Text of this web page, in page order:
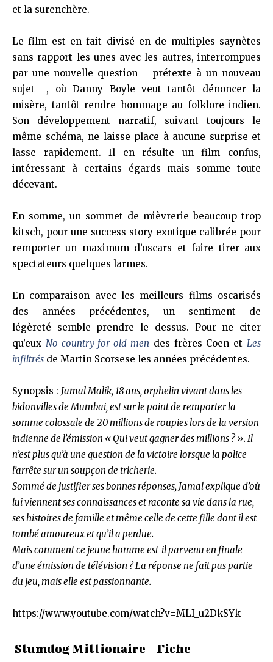
et la surenchère.
Le film est en fait divisé en de multiples saynètes
sans rapport les unes avec les autres, interrompues
par une nouvelle question – prétexte à un nouveau
sujet –, où Danny Boyle veut tantôt dénoncer la
misère, tantôt rendre hommage au folklore indien.
Son développement narratif, suivant toujours le
même schéma, ne laisse place à aucune surprise et
lasse rapidement. Il en résulte un film confus,
intéressant à certains égards mais somme toute
décevant.
En somme, un sommet de mièvrerie beaucoup trop
kitsch, pour une success story exotique calibrée pour
remporter un maximum d’oscars et faire tirer aux
spectateurs quelques larmes.
En comparaison avec les meilleurs films oscarisés
des années précédentes, un sentiment de
légèreté semble prendre le dessus. Pour ne citer
qu’eux No country for old men des frères Coen etLes
infiltrés de Martin Scorsese les années précédentes.
Synopsis : Jamal Malik, 18 ans, orphelin vivant dans les
bidonvilles de Mumbai, est sur le point de remporter la
somme colossale de 20 millions de roupies lors de la version
indienne de l’émission « Qui veut gagner des millions ? ». Il
n’est plus qu’à une question de la victoire lorsque la police
l’arrête sur un soupçon de tricherie.
Sommé de justifier ses bonnes réponses, Jamal explique d’où
lui viennent ses connaissances et raconte sa vie dans la rue,
ses histoires de famille et même celle de cette fille dont il est
tombé amoureux et qu’il a perdue.
Mais comment ce jeune homme est-il parvenu en finale
d’une émission de télévision ? La réponse ne fait pas partie
du jeu, mais elle est passionnante.
https://www.youtube.com/watch?v=MLI_u2DkSYk
Slumdog Millionaire – Fiche